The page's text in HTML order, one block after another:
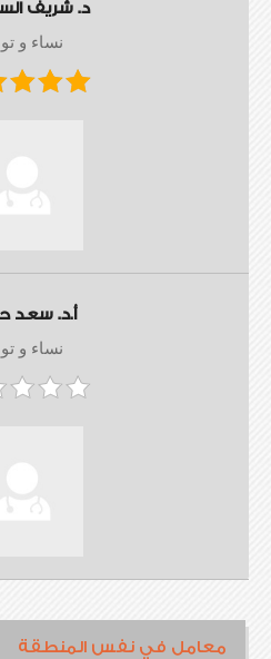
د. شريف
نساء و
أ.د. سعد
نساء و
معامل في نفس المنطقة